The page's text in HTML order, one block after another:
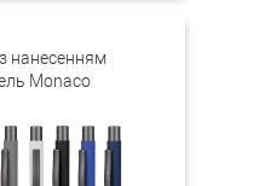
нанесенням
Monaco